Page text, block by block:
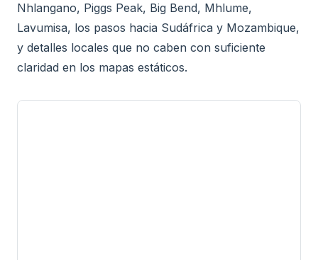
Nhlangano, Piggs Peak, Big Bend, Mhlume,
Lavumisa, los pasos hacia Sudáfrica y Mozambique,
y detalles locales que no caben con suficiente
claridad en los mapas estáticos.